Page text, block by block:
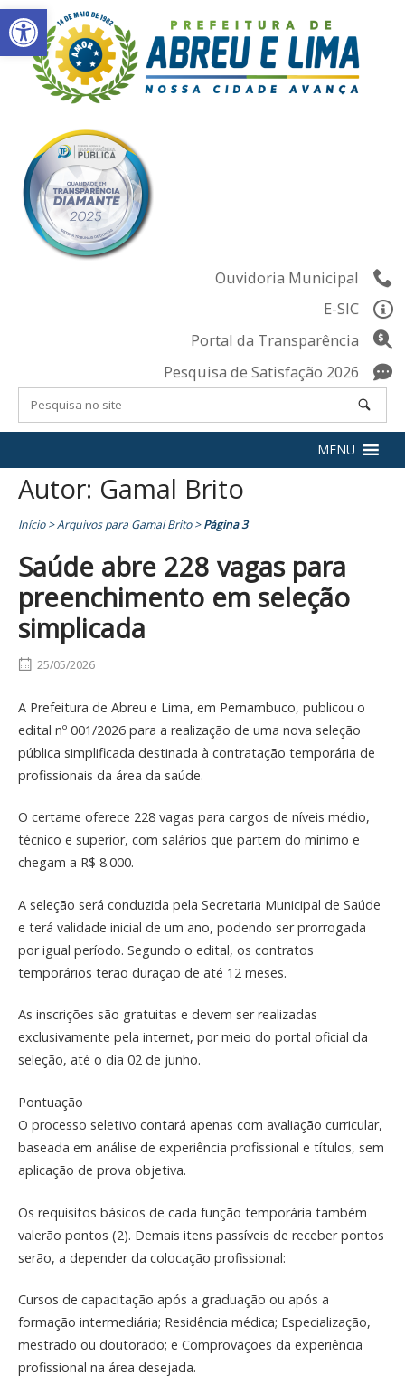
Abrir a barra de ferramentas
Skip
to
content
Ouvidoria Municipal
E-SIC
Portal da Transparência
Pesquisa de Satisfação 2026
MENU
Autor: Gamal Brito
Início>Arquivos para Gamal Brito>Página 3
Saúde abre 228 vagas para
preenchimento em seleção
simplicada
25/05/2026
A Prefeitura de Abreu e Lima, em Pernambuco, publicou o
edital nº 001/2026 para a realização de uma nova seleção
pública simplificada destinada à contratação temporária de
profissionais da área da saúde.
O certame oferece 228 vagas para cargos de níveis médio,
técnico e superior, com salários que partem do mínimo e
chegam a R$ 8.000.
A seleção será conduzida pela Secretaria Municipal de Saúde
e terá validade inicial de um ano, podendo ser prorrogada
por igual período. Segundo o edital, os contratos
temporários terão duração de até 12 meses.
As inscrições são gratuitas e devem ser realizadas
exclusivamente pela internet, por meio do portal oficial da
seleção, até o dia 02 de junho.
Pontuação
O processo seletivo contará apenas com avaliação curricular,
baseada em análise de experiência profissional e títulos, sem
aplicação de prova objetiva.
Os requisitos básicos de cada função temporária também
valerão pontos (2). Demais itens passíveis de receber pontos
serão, a depender da colocação profissional:
Cursos de capacitação após a graduação ou após a
formação intermediária; Residência médica; Especialização,
mestrado ou doutorado; e Comprovações da experiência
profissional na área desejada.